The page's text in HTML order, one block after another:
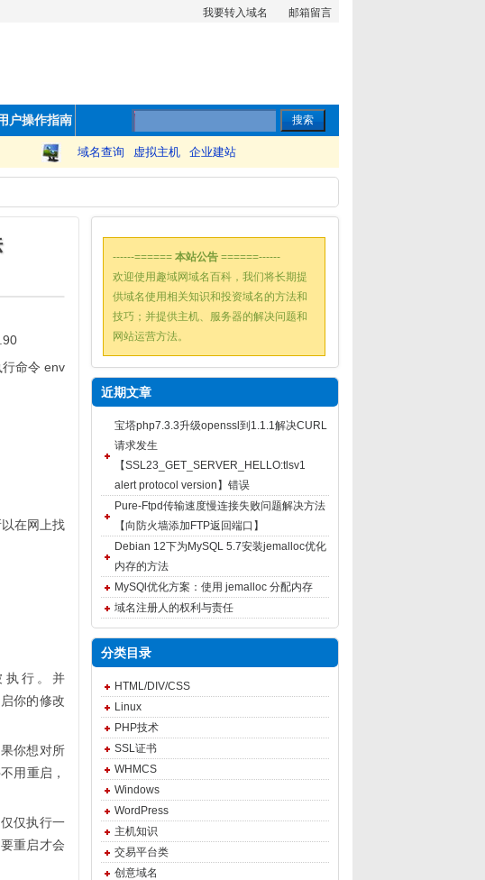
我要转入域名 邮箱留言
户操作指南
域名查询 虚拟主机 企业建站
命令 env
在网上找
执行。并
你的修改
你想对所
用重启，
仅执行一
重启才会
------====== 本站公告 ======------
欢迎使用趣域网域名百科，我们将长期提
供域名使用相关知识和投资域名的方法和
技巧；并提供主机、服务器的解决问题和
网站运营方法。
近期文章
宝塔php7.3.3升级openssl到1.1.1解决CURL
请求发生
【SSL23_GET_SERVER_HELLO:tlsv1
alert protocol version】错误
Pure-Ftpd传输速度慢连接失败问题解决方法
【向防火墙添加FTP返回端口】
Debian 12下为MySQL 5.7安装jemalloc优化
内存的方法
MySQl优化方案：使用 jemalloc 分配内存
域名注册人的权利与责任
分类目录
HTML/DIV/CSS
Linux
PHP技术
SSL证书
WHMCS
Windows
WordPress
主机知识
交易平台类
创意域名